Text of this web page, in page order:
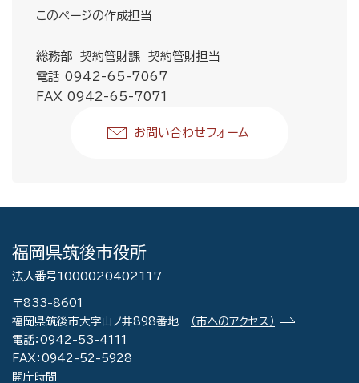
このページの作成担当
総務部 契約管財課 契約管財担当
電話 0942-65-7067
FAX 0942-65-7071
お問い合わせフォーム
福岡県筑後市役所
法人番号1000020402117
〒833-8601
福岡県筑後市大字山ノ井898番地
（市へのアクセス）
電話：0942-53-4111
FAX：0942-52-5928
開庁時間